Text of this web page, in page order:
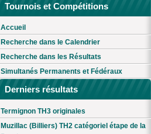
Tournois et Compétitions
Accueil
Recherche dans le Calendrier
Recherche dans les Résultats
Simultanés Permanents et Fédéraux
Derniers résultats
Termignon TH3 originales
Muzillac (Billiers) TH2 catégoriel étape de la